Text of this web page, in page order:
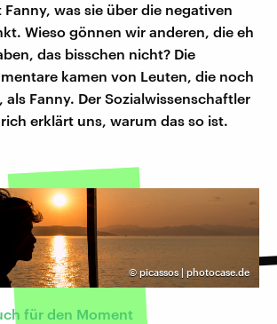
was sie über die negativen
Wieso gönnen wir anderen, die eh
das bisschen nicht? Die
kamen von Leuten, die noch
Fanny. Der Sozialwissenschaftler
erklärt uns, warum das so ist.
©picassos | photocase.de
für den Moment